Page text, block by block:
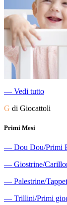
― Vedi tutto
G di Giocattoli
Primi Mesi
― Dou Dou/Primi
― Giostrine/
― Palestrine/
― Trillini/Primi